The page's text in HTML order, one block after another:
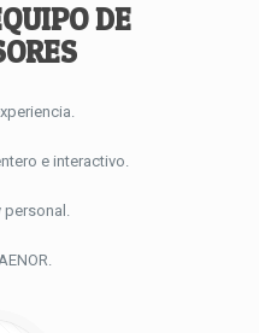
DE
e interactivo.
personal.